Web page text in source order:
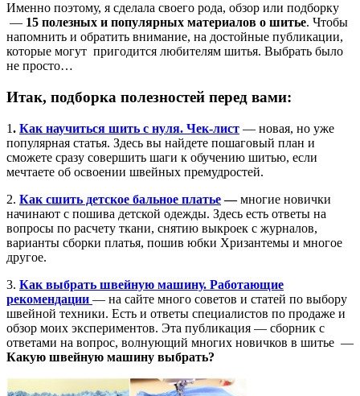
Именно поэтому, я сделала своего рода, обзор или подборку
— 15 полезных и популярных материалов о шитье. Чтобы
напомнить и обратить внимание, на достойные публикации,
которые могут пригодится любителям шитья. Выбрать было
не просто…
Итак, подборка полезностей перед вами:
1. Как научиться шить с нуля. Чек-лист — новая, но уже
популярная статья. Здесь вы найдете пошаговый план и
сможете сразу совершить шаги к обучению шитью, если
мечтаете об освоении швейных премудростей.
2. Как сшить детское бальное платье—многие новички
начинают с пошива детской одежды. Здесь есть ответы на
вопросы по расчету ткани, снятию выкроек с журналов,
варианты сборки платья, пошив юбки Хризантемы и многое
другое.
3. Как выбрать швейную машину. Работающие
рекомендации — на сайте много советов и статей по выбору
швейной техники. Есть и ответы специалистов по продаже и
обзор моих экспериментов. Эта публикация — сборник с
ответами на вопрос, волнующий многих новичков в шитье —
Какую швейную машину выбрать?